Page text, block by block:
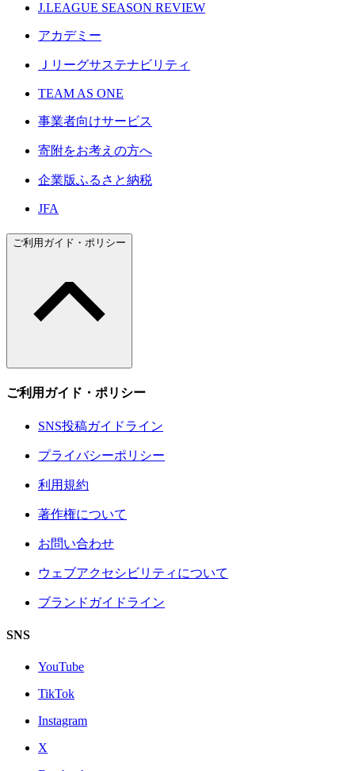
J.LEAGUE SEASON REVIEW
アカデミー
Ｊリーグサステナビリティ
TEAM AS ONE
事業者向けサービス
寄附をお考えの方へ
企業版ふるさと納税
JFA
ご利用ガイド・ポリシー
ご利用ガイド・ポリシー
SNS投稿ガイドライン
プライバシーポリシー
利用規約
著作権について
お問い合わせ
ウェブアクセシビリティについて
ブランドガイドライン
SNS
YouTube
TikTok
Instagram
X